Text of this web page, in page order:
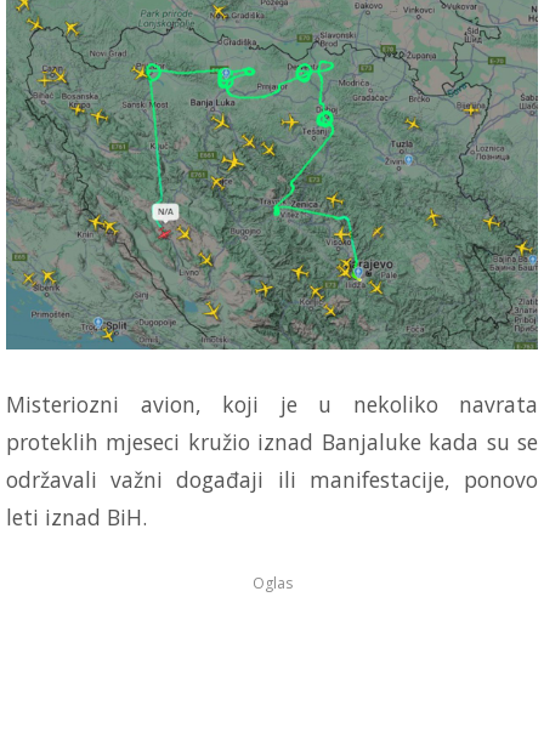
Misteriozni avion, koji je u nekoliko navrata
proteklih mjeseci kružio iznad Banjaluke kada su se
održavali važni događaji ili manifestacije, ponovo
leti iznad BiH.
Oglas